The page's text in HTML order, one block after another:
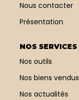
Nous contacter
Présentation
NOS SERVICES
Nos outils
Nos biens vendus
Nos actualités